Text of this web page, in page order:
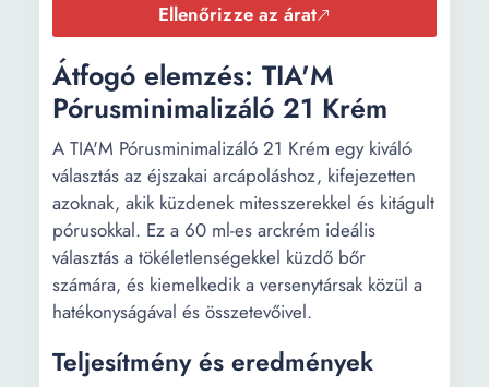
Ellenőrizze az árat
Átfogó elemzés: TIA'M
Pórusminimalizáló 21 Krém
A TIA'M Pórusminimalizáló 21 Krém egy kiváló
választás az éjszakai arcápoláshoz, kifejezetten
azoknak, akik küzdenek mitesszerekkel és kitágult
pórusokkal. Ez a 60 ml-es arckrém ideális
választás a tökéletlenségekkel küzdő bőr
számára, és kiemelkedik a versenytársak közül a
hatékonyságával és összetevőivel.
Teljesítmény és eredmények